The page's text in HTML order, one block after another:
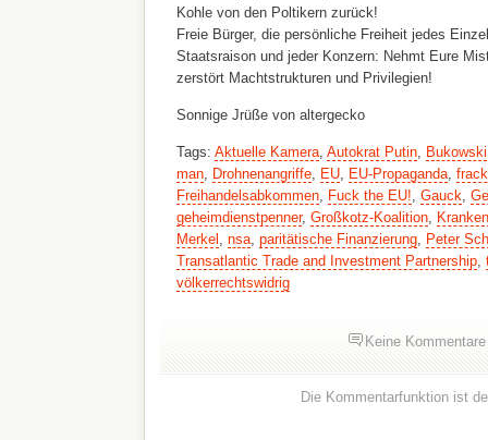
Kohle von den Poltikern zurück!
Freie Bürger, die persönliche Freiheit jedes
Staatsraison und jeder Konzern: Nehmt Eure
zerstört Machtstrukturen und Privilegien!
Sonnige Jrüße von altergecko
Tags: Aktuelle Kamera, Autokrat Putin, Bukowski
man, Drohnenangriffe, EU, EU-Propaganda,
Freihandelsabkommen, Fuck the EU!, Gauck,
geheimdienstpenner, Großkotz-Koalition,
Merkel , nsa, paritätische Finanzierung, Peter
Transatlantic Trade and Investment Partnership,
völkerrechtswidrig
Keine Kommentare
Die Kommentarfunktion ist